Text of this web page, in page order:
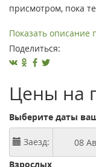
присмотром, пока
Показать описание
Поделиться:
Цены на
Выберите даты
Заезд:
Взрослых